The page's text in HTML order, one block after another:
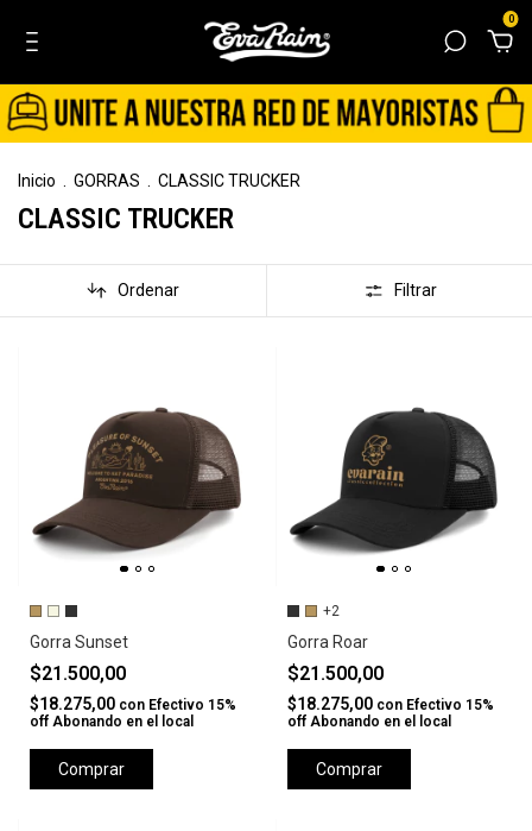
0
Inicio GORRAS CLASSIC TRUCKER
CLASSIC TRUCKER
Ordenar Filtrar
Gorra Sunset
$21.500,00
$18.275,00 con Efectivo 15%
off Abonando en el local
Comprar
+2
Gorra Roar
$21.500,00
$18.275,00 con Efectivo 15%
off Abonando en el local
Comprar